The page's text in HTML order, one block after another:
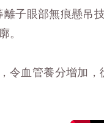
子眼部無痕懸吊
。
令血管養分增加，